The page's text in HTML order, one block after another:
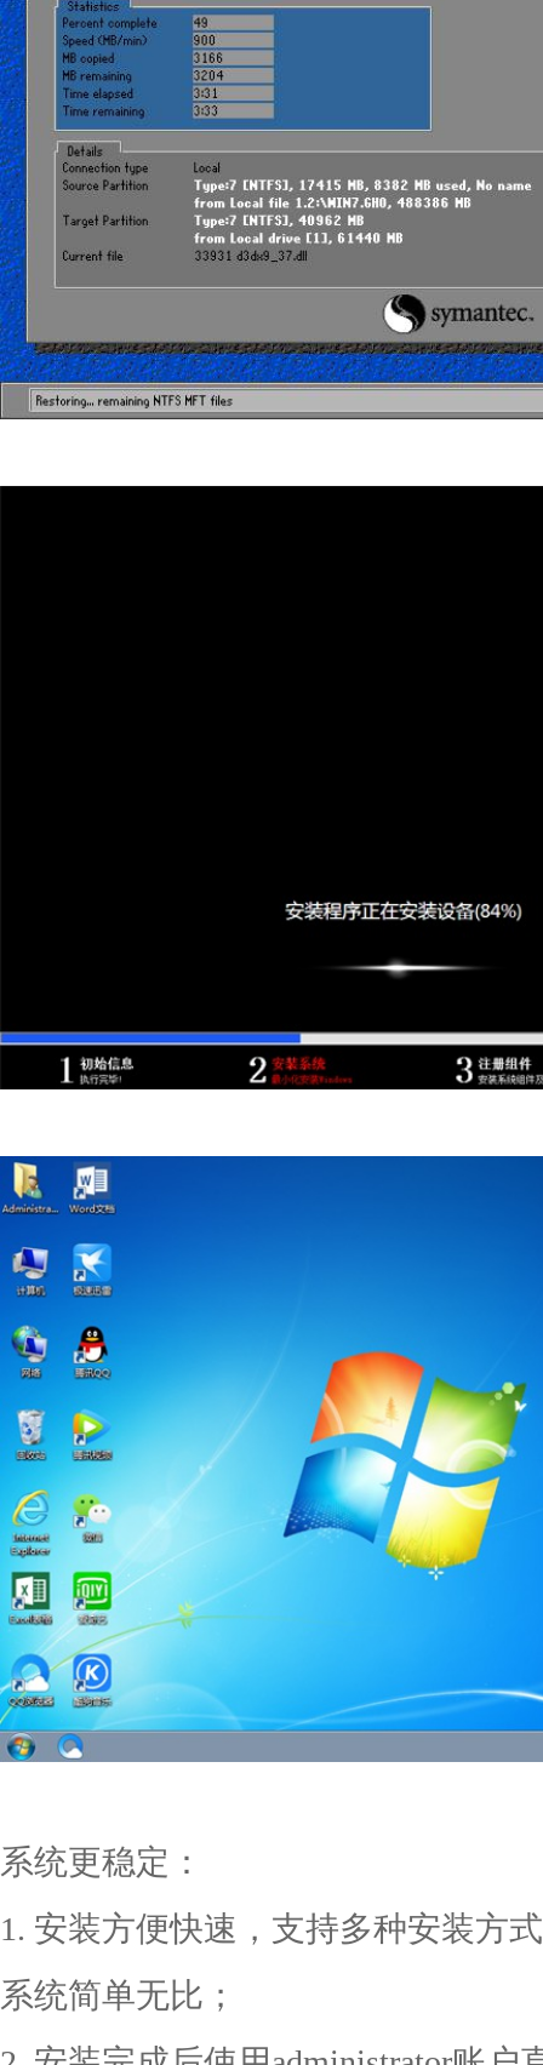
系统更稳定：
1. 安装方便快速，支持多种安装方
系统简单无比；